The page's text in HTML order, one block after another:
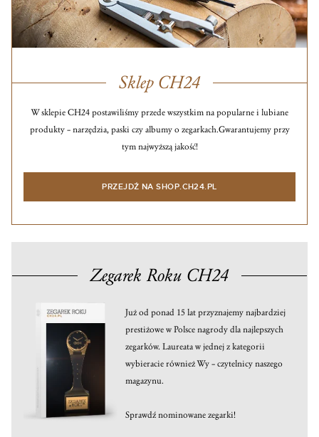
Sklep CH24
W sklepie CH24 postawiliśmy przede wszystkim na popularne i lubiane
produkty – narzędzia, paski czy albumy o zegarkach.Gwarantujemy przy
tym najwyższą jakość!
PRZEJDŹ NA SHOP.CH24.PL
Zegarek Roku CH24
Już od ponad 15 lat przyznajemy najbardziej
prestiżowe w Polsce nagrody dla najlepszych
zegarków. Laureata w jednej z kategorii
wybieracie również Wy – czytelnicy naszego
magazynu.
Sprawdź nominowane zegarki!